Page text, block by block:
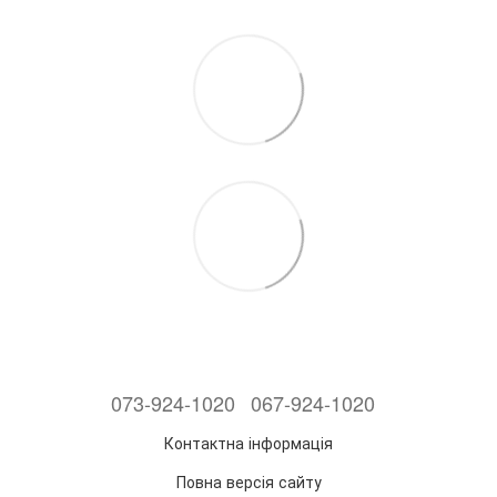
073-924-1020 067-924-1020
Контактна інформація
Повна версія сайту